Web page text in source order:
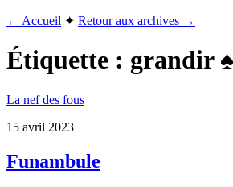
← Accueil ✦ Retour aux archives →
Étiquette : grandir ♠
La nef des fous
15 avril 2023
Funambule